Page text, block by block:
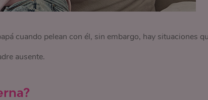
cuando pelean con él, sin embargo, hay situaciones
ausente.